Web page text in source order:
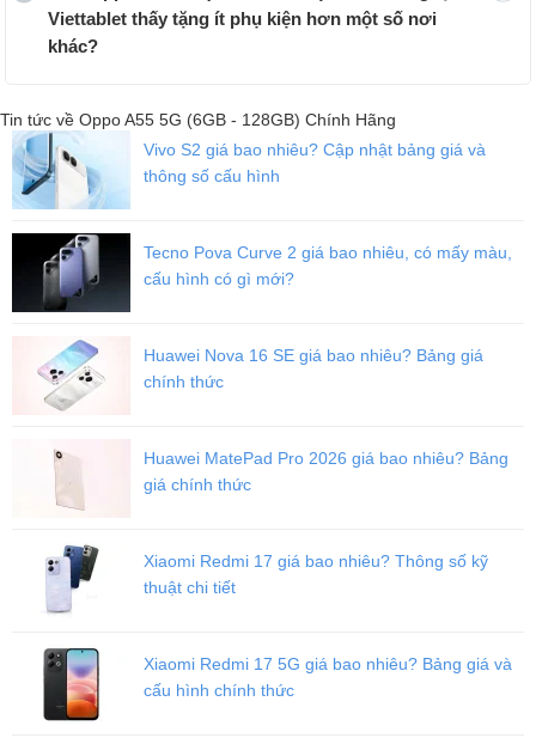
Viettablet thấy tặng ít phụ kiện hơn một số nơi
khác?
Tin tức về Oppo A55 5G (6GB - 128GB) Chính Hãng
Vivo S2 giá bao nhiêu? Cập nhật bảng giá và
thông số cấu hình
Tecno Pova Curve 2 giá bao nhiêu, có mấy màu,
cấu hình có gì mới?
Huawei Nova 16 SE giá bao nhiêu? Bảng giá
chính thức
Huawei MatePad Pro 2026 giá bao nhiêu? Bảng
giá chính thức
Xiaomi Redmi 17 giá bao nhiêu? Thông số kỹ
thuật chi tiết
Xiaomi Redmi 17 5G giá bao nhiêu? Bảng giá và
cấu hình chính thức